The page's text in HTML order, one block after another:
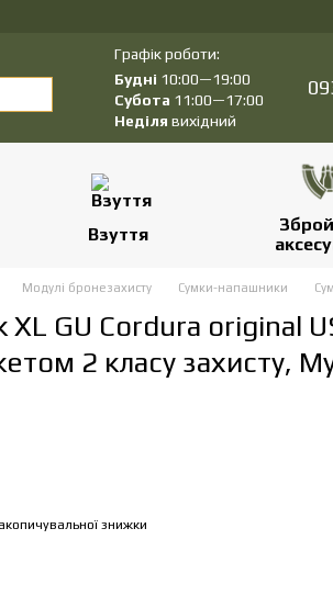
Графік роботи:
Будні 10:00—19:00
Субота 11:00—17:00
Неділя вихідний
Взуття
Модулі бронезахисту Сумки-напашники
GU Cordura original
2 класу захисту,
знижки